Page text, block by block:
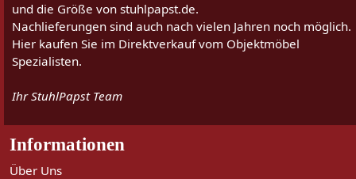
und die Größe von stuhlpapst.de.
Nachlieferungen sind auch nach vielen Jahren noch möglich.
Hier kaufen Sie im Direktverkauf vom Objektmöbel
Spezialisten.
Ihr StuhlPapst Team
Informationen
Über Uns